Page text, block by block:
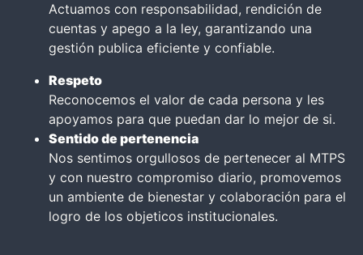
Actuamos con responsabilidad, rendición de
cuentas y apego a la ley, garantizando una
gestión publica eficiente y confiable.
Respeto
Reconocemos el valor de cada persona y les
apoyamos para que puedan dar lo mejor de si.
Sentido de pertenencia
Nos sentimos orgullosos de pertenecer al MTPS
y con nuestro compromiso diario, promovemos
un ambiente de bienestar y colaboración para el
logro de los objeticos institucionales.